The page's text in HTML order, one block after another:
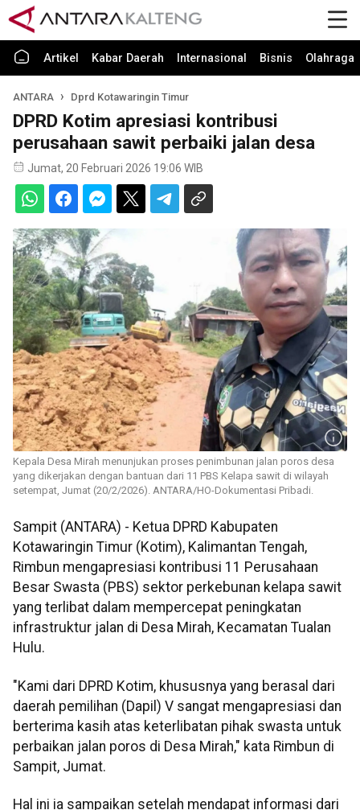
Artikel Kabar Daerah Internasional Bisnis Olahraga
ANTARA Dprd Kotawaringin Timur
DPRD Kotim apresiasi kontribusi
perusahaan sawit perbaiki jalan desa
Jumat, 20 Februari 2026 19:06 WIB
Kepala Desa Mirah menunjukan proses penimbunan jalan poros desa
yang dikerjakan dengan bantuan dari 11 PBS Kelapa sawit di wilayah
setempat, Jumat (20/2/2026). ANTARA/HO-Dokumentasi Pribadi.
Sampit (ANTARA) - Ketua DPRD Kabupaten
Kotawaringin Timur (Kotim), Kalimantan Tengah,
Rimbun mengapresiasi kontribusi 11 Perusahaan
Besar Swasta (PBS) sektor perkebunan kelapa sawit
yang terlibat dalam mempercepat peningkatan
infrastruktur jalan di Desa Mirah, Kecamatan Tualan
Hulu.
"Kami dari DPRD Kotim, khususnya yang berasal dari
daerah pemilihan (Dapil) V sangat mengapresiasi dan
berterima kasih atas keterlibatan pihak swasta untuk
perbaikan jalan poros di Desa Mirah," kata Rimbun di
Sampit, Jumat.
Hal ini ia sampaikan setelah mendapat informasi dari